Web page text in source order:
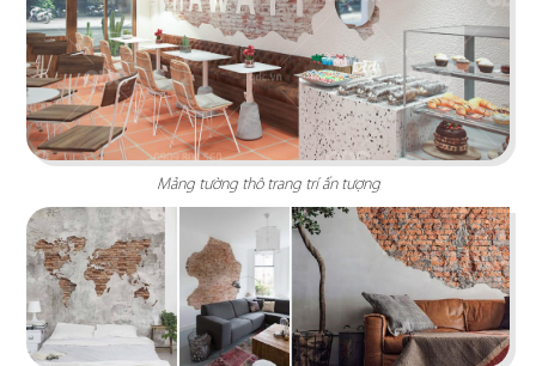
Chi tiết
Mảng tường thô trang trí ấn tượng